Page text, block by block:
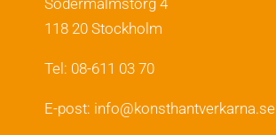
Södermalmstorg 4
118 20 Stockholm
Tel: 08-611 03 70
E-post: info@konsthantverkarna.se